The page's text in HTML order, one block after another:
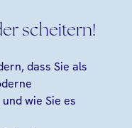
scheitern!
dass Sie als
wie Sie es